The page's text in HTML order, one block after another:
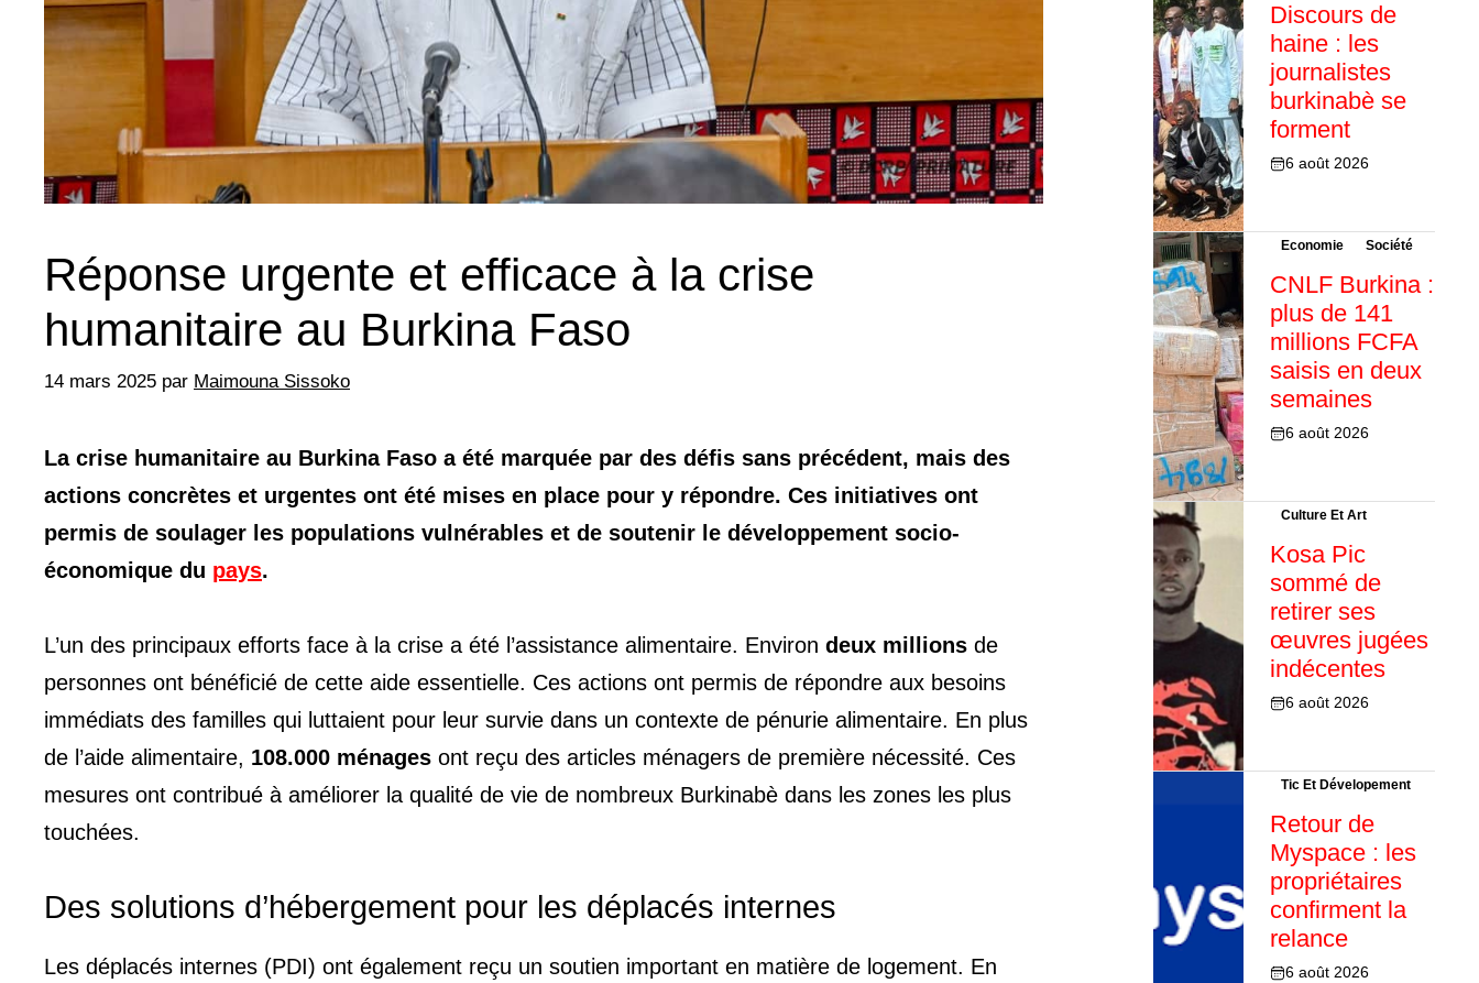
Réponse urgente et efficace à la crise
humanitaire au Burkina Faso
14 mars 2025 par Maimouna Sissoko
La crise humanitaire au Burkina Faso a été marquée par des défis sans précédent, mais des
actions concrètes et urgentes ont été mises en place pour y répondre. Ces initiatives ont
permis de soulager les populations vulnérables et de soutenir le développement socio-
économique du pays.
L’un des principaux efforts face à la crise a été l’assistance alimentaire. Environ deux millions de
personnes ont bénéficié de cette aide essentielle. Ces actions ont permis de répondre aux besoins
immédiats des familles qui luttaient pour leur survie dans un contexte de pénurie alimentaire. En plus
de l’aide alimentaire, 108.000 ménages ont reçu des articles ménagers de première nécessité. Ces
mesures ont contribué à améliorer la qualité de vie de nombreux Burkinabè dans les zones les plus
touchées.
Des solutions d’hébergement pour les déplacés internes
Les déplacés internes (PDI) ont également reçu un soutien important en matière de logement. En
Discours de
haine : les
journalistes
burkinabè se
forment
6 août 2026
Economie Société
CNLF Burkina :
plus de 141
millions FCFA
saisis en deux
semaines
6 août 2026
Culture Et Art
Kosa Pic
sommé de
retirer ses
œuvres jugées
indécentes
6 août 2026
Tic Et Dévelopement
Retour de
Myspace : les
propriétaires
confirment la
relance
6 août 2026